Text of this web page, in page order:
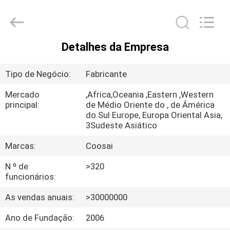
CASA
PRODUTOS
À
FÁBRICA
valve
group.
Detalhes da Empresa
Tipo de Negócio:
Fabricante
Mercado
principal:
,Africa,Oceania ,Eastern ,Western
de Médio Oriente do , de Ámérica
do Sul Europe, Europa Oriental Asia,
3Sudeste Asiático
Marcas:
Coosai
N º de
funcionários:
>320
As vendas anuais:
>30000000
Ano de Fundação:
2006